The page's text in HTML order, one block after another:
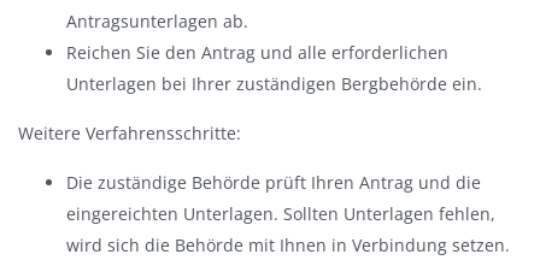
Antragsunterlagen ab.
Reichen Sie den Antrag und alle erforderlichen
Unterlagen bei Ihrer zuständigen Bergbehörde ein.
Weitere Verfahrensschritte:
Die zuständige Behörde prüft Ihren Antrag und die
eingereichten Unterlagen. Sollten Unterlagen fehlen,
wird sich die Behörde mit Ihnen in Verbindung setzen.